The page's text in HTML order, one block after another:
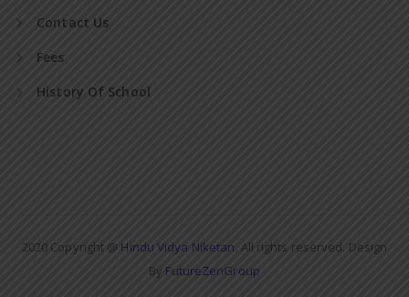
Contact Us
Fees
History Of School
2020 Copyright @ Hindu Vidya Niketan. All rights reserved. Design
By FutureZenGroup